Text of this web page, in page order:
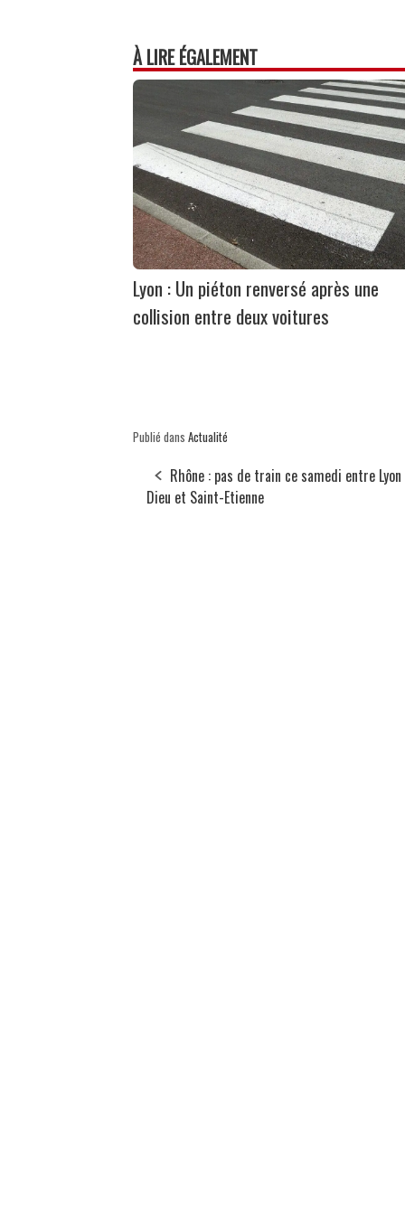
À LIRE ÉGALEMENT
Lyon : Un piéton renversé après une
collision entre deux voitures
Publié dans Actualité
Rhône : pas de train ce samedi entre
Dieu et Saint-Etienne